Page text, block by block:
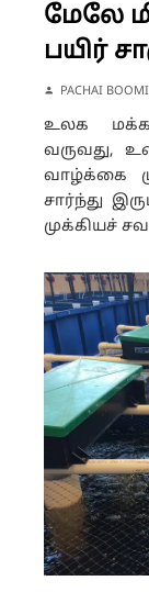
மேலே
பயிர்
PACHAI BOOMI
உலக
வருவது,
வாழ்க்கை
சார்ந்து
முக்கியச்